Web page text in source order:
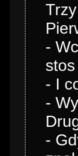
-
- I
-
-